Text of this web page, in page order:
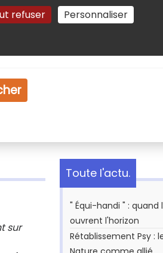
refuser Personnaliser
Gestion des cookies
sur
Toute l'actu.
" Équi-handi " : quand
ouvrent l'horizon
Rétablissement Psy :